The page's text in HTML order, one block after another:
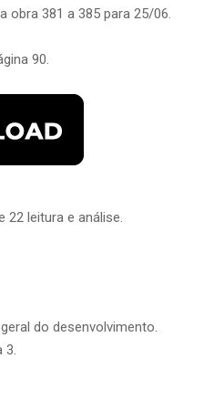
obra 381 a 385 para 25/06.
90.
22 leitura e análise.
do desenvolvimento.